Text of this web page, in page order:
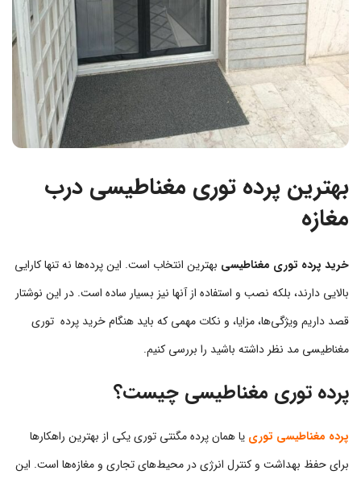
بهترین پرده توری مغناطیسی درب
مغازه
خرید پرده توری مغناطیسی بهترین انتخاب است. این پرده‌ها نه تنها کارایی
بالایی دارند، بلکه نصب و استفاده از آنها نیز بسیار ساده است. در این نوشتار
قصد داریم ویژگی‌ها، مزایا، و نکات مهمی که باید هنگام خرید پرده توری
مغناطیسی مد نظر داشته باشید را بررسی کنیم.
پرده توری مغناطیسی چیست؟
پرده مغناطیسی توری یا همان پرده مگنتی توری یکی از بهترین راهکارها
برای حفظ بهداشت و کنترل انرژی در محیط‌های تجاری و مغازه‌ها است. این